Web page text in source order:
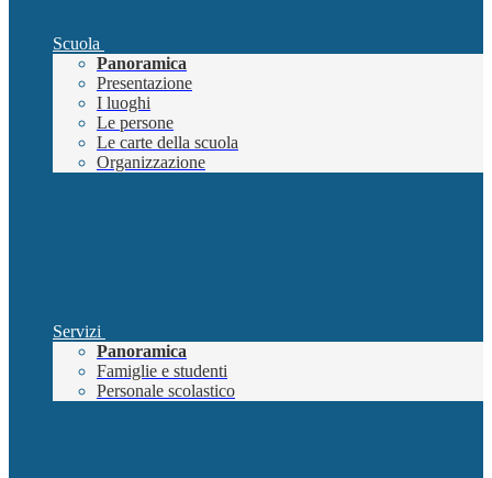
Scuola
Panoramica
Presentazione
I luoghi
Le persone
Le carte della scuola
Organizzazione
Servizi
Panoramica
Famiglie e studenti
Personale scolastico